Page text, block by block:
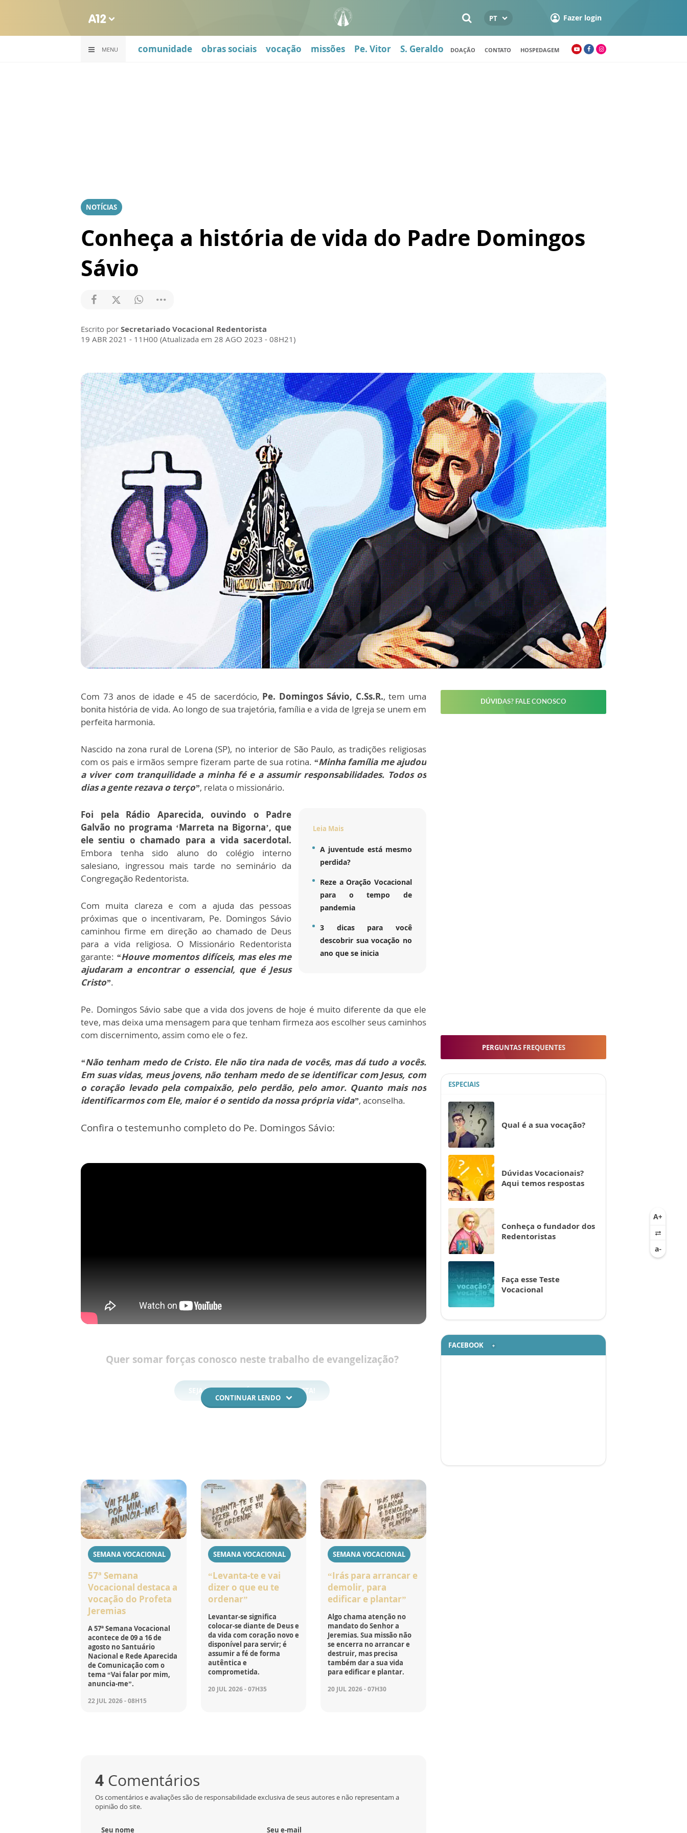
PT Fazer login
MENU comunidade obras sociais vocação missões Pe. Vitor S. Geraldo DOAÇÃO CONTATO HOSPEDAGEM
NOTÍCIAS
Conheça a história de vida do Padre Domingos
Sávio
Escrito por Secretariado Vocacional Redentorista
19 ABR 2021 - 11H00 (Atualizada em 28 AGO 2023 - 08H21)
Com 73 anos de idade e 45 de sacerdócio, Pe. Domingos Sávio, C.Ss.R., tem uma
bonita história de vida. Ao longo de sua trajetória, família e a vida de Igreja se unem em
perfeita harmonia.
Nascido na zona rural de Lorena (SP), no interior de São Paulo, as tradições religiosas
com os pais e irmãos sempre fizeram parte de sua rotina. “Minha família me ajudou
a viver com tranquilidade a minha fé e a assumir responsabilidades. Todos os
dias a gente rezava o terço”, relata o missionário.
Leia Mais
A juventude está mesmo
perdida?
Reze a Oração Vocacional
para o tempo de
pandemia
3 dicas para você
descobrir sua vocação no
ano que se inicia
Foi pela Rádio Aparecida, ouvindo o Padre
Galvão no programa ‘Marreta na Bigorna’, que
ele sentiu o chamado para a vida sacerdotal.
Embora tenha sido aluno do colégio interno
salesiano, ingressou mais tarde no seminário da
Congregação Redentorista.
Com muita clareza e com a ajuda das pessoas
próximas que o incentivaram, Pe. Domingos Sávio
caminhou firme em direção ao chamado de Deus
para a vida religiosa. O Missionário Redentorista
garante: “Houve momentos difíceis, mas eles me
ajudaram a encontrar o essencial, que é Jesus
Cristo”.
Pe. Domingos Sávio sabe que a vida dos jovens de hoje é muito diferente da que ele
teve, mas deixa uma mensagem para que tenham firmeza aos escolher seus caminhos
com discernimento, assim como ele o fez.
“Não tenham medo de Cristo. Ele não tira nada de vocês, mas dá tudo a vocês.
Em suas vidas, meus jovens, não tenham medo de se identificar com Jesus, com
o coração levado pela compaixão, pelo perdão, pelo amor. Quanto mais nos
identificarmos com Ele, maior é o sentido da nossa própria vida”, aconselha.
Confira o testemunho completo do Pe. Domingos Sávio:
Quer somar forças conosco neste trabalho de evangelização?
SEJA UM MISSIONÁRIO REDENTORISTA!
CONTINUAR LENDO
SEMANA VOCACIONAL
57ª Semana
Vocacional destaca a
vocação do Profeta
Jeremias
A 57ª Semana Vocacional
acontece de 09 a 16 de
agosto no Santuário
Nacional e Rede Aparecida
de Comunicação com o
tema “Vai falar por mim,
anuncia-me”.
22 JUL 2026 - 08H15
SEMANA VOCACIONAL
“Levanta-te e vai
dizer o que eu te
ordenar”
Levantar-se significa
colocar-se diante de Deus e
da vida com coração novo e
disponível para servir; é
assumir a fé de forma
autêntica e
comprometida.
20 JUL 2026 - 07H35
SEMANA VOCACIONAL
“Irás para arrancar e
demolir, para
edificar e plantar”
Algo chama atenção no
mandato do Senhor a
Jeremias. Sua missão não
se encerra no arrancar e
destruir, mas precisa
também dar a sua vida
para edificar e plantar.
20 JUL 2026 - 07H30
4 Comentários
Os comentários e avaliações são de responsabilidade exclusiva de seus autores e não representam a
opinião do site.
Seu nome Seu e-mail
DÚVIDAS? FALE CONOSCO
PERGUNTAS FREQUENTES
ESPECIAIS
Qual é a sua vocação?
Dúvidas Vocacionais?
Aqui temos respostas
Conheça o fundador dos
Redentoristas
Faça esse Teste
Vocacional
FACEBOOK